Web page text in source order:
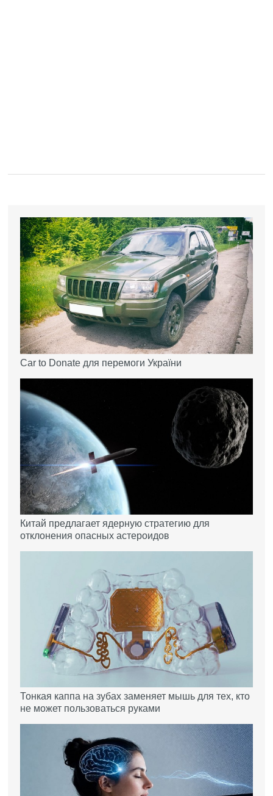
Car to Donate для перемоги України
Китай предлагает ядерную стратегию для
отклонения опасных астероидов
Тонкая каппа на зубах заменяет мышь для тех, кто
не может пользоваться руками